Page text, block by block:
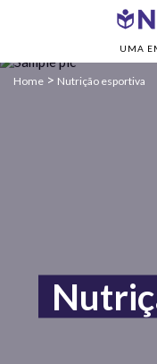
UMA
Home > Nutrição esportiva